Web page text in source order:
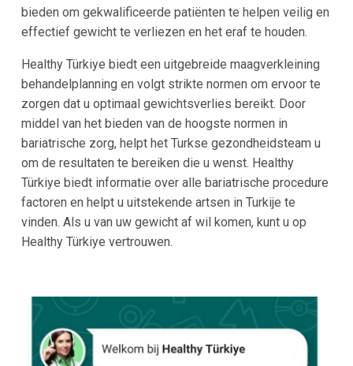
bieden om gekwalificeerde patiënten te helpen veilig en
effectief gewicht te verliezen en het eraf te houden.
Healthy Türkiye biedt een uitgebreide maagverkleining
behandelplanning en volgt strikte normen om ervoor te
zorgen dat u optimaal gewichtsverlies bereikt. Door
middel van het bieden van de hoogste normen in
bariatrische zorg, helpt het Turkse gezondheidsteam u
om de resultaten te bereiken die u wenst. Healthy
Türkiye biedt informatie over alle bariatrische procedure
factoren en helpt u uitstekende artsen in Turkije te
vinden. Als u van uw gewicht af wil komen, kunt u op
Healthy Türkiye vertrouwen.